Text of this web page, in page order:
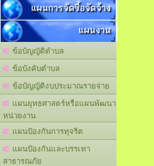
แผนการจัดซื้อจัดจ้าง
แผนงาน
ข้อบัญญัติตำบล
ข้อบังคับตำบล
ข้อบัญญัติงบประมาณรายจ่าย
แผนยุทธศาสตร์หรือแผนพัฒนา
หน่วยงาน
แผนปัองกันการทุจริต
แผนปัองกันและบรรเทา
สาธารณภัย